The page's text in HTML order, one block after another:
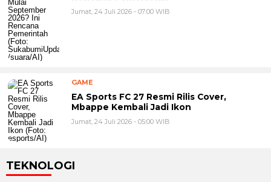
Jumat, 24 Juli 2026 - 07:00 WIB
GAME
EA Sports FC 27 Resmi Rilis Cover,
Mbappe Kembali Jadi Ikon
Jumat, 24 Juli 2026 - 05:00 WIB
TEKNOLOGI